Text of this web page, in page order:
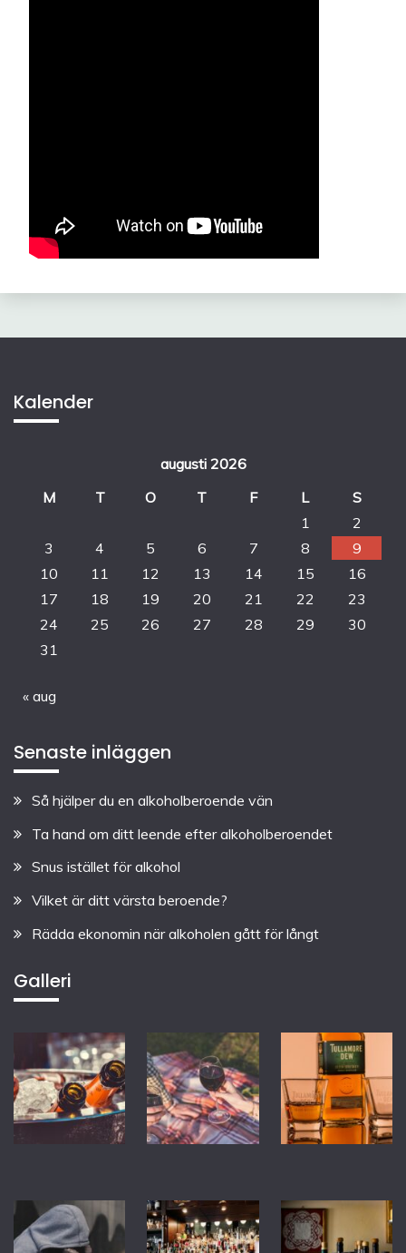
Kalender
augusti 2026
M
T O T F L
S
1
2
3
4 5 6 7 8
9
10
11 12 13 14 15
16
17
18 19 20 21 22
23
24
25 26 27 28 29
30
31
« aug
Senaste inläggen
Så hjälper du en alkoholberoende vän
Ta hand om ditt leende efter alkoholberoendet
Snus istället för alkohol
Vilket är ditt värsta beroende?
Rädda ekonomin när alkoholen gått för långt
Galleri